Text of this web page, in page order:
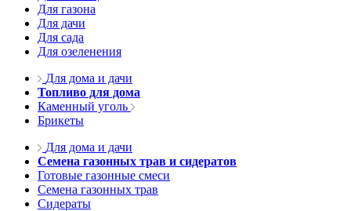
Для газона
Для дачи
Для сада
Для озеленения
Для дома и дачи
Топливо для дома
Каменный уголь
Брикеты
Для дома и дачи
Семена газонных трав и сидератов
Готовые газонные смеси
Семена газонных трав
Сидераты